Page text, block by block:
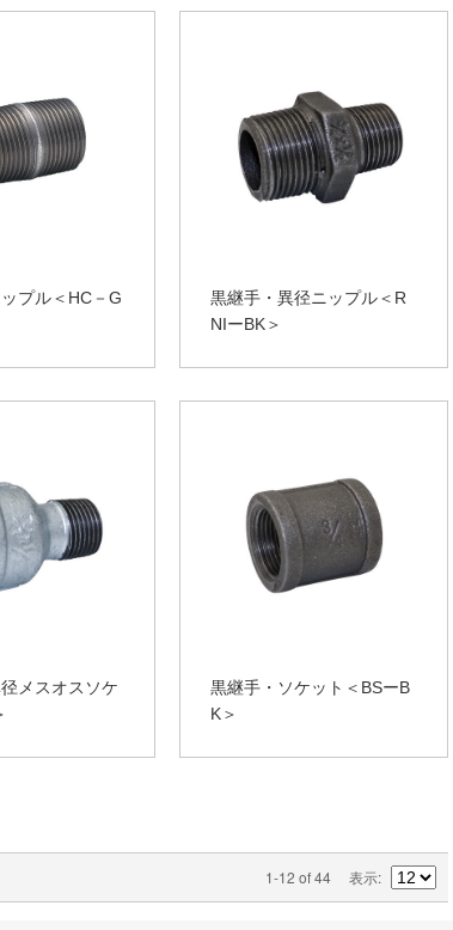
プル＜HC－G
黒継手・異径ニップル＜R
NIーBK＞
メスオスソケ
黒継手・ソケット＜BSーB
K＞
1-12 of 44 表示